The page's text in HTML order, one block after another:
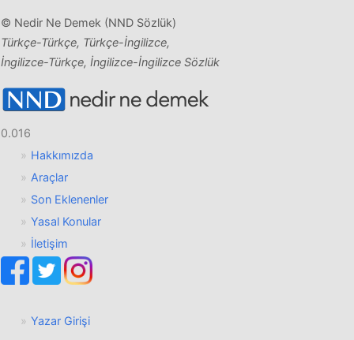
© Nedir Ne Demek (NND Sözlük)
Türkçe-Türkçe, Türkçe-İngilizce,
İngilizce-Türkçe, İngilizce-İngilizce Sözlük
0.016
Hakkımızda
Araçlar
Son Eklenenler
Yasal Konular
İletişim
Yazar Girişi